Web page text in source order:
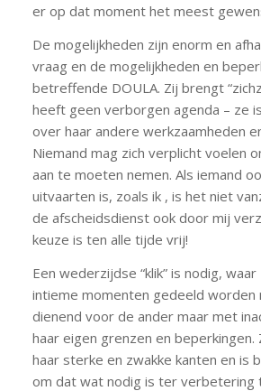
er op dat moment het meest
De mogelijkheden zijn enorm en
vraag en de mogelijkheden en
betreffende DOULA. Zij brengt
heeft geen verborgen agenda – ze
over haar andere werkzaamheden
Niemand mag zich verplicht voelen
aan te moeten nemen. Als iemand
uitvaarten is, zoals ik , is het niet
de afscheidsdienst ook door mij
keuze is ten alle tijde vrij!
Een wederzijdse “klik” is nodig,
intieme momenten gedeeld worden
dienend voor de ander maar met
haar eigen grenzen en
haar sterke en zwakke kanten en is
om dat wat nodig is ter verbetering